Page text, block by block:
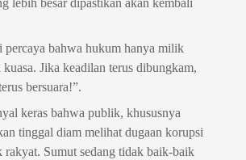
lebih besar dipastikan akan kembali
percaya bahwa hukum hanya milik
Jika keadilan terus dibungkam,
bersuara!”.
keras bahwa publik, khususnya
tinggal diam melihat dugaan korupsi
rakyat. Sumut sedang tidak baik-baik